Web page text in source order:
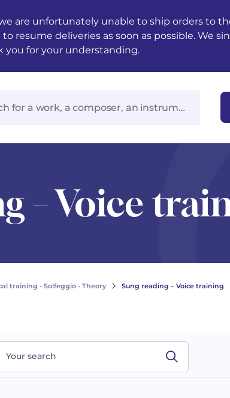
are unfortunately unable to ship orders to
resume deliveries as soon as possible. We
you for your understanding.
– Voice
training - Solfeggio - Theory Sung reading – Voice training
Your search